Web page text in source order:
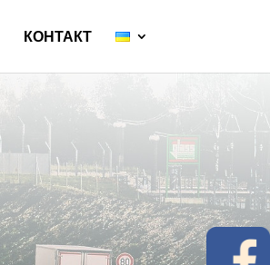
КОНТАКТ